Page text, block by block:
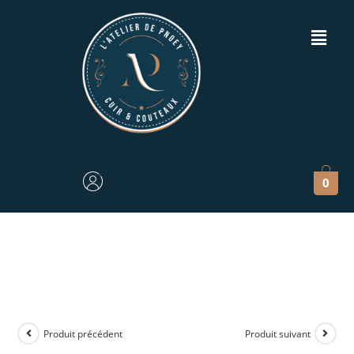
0
Produit précédent Produit suivant